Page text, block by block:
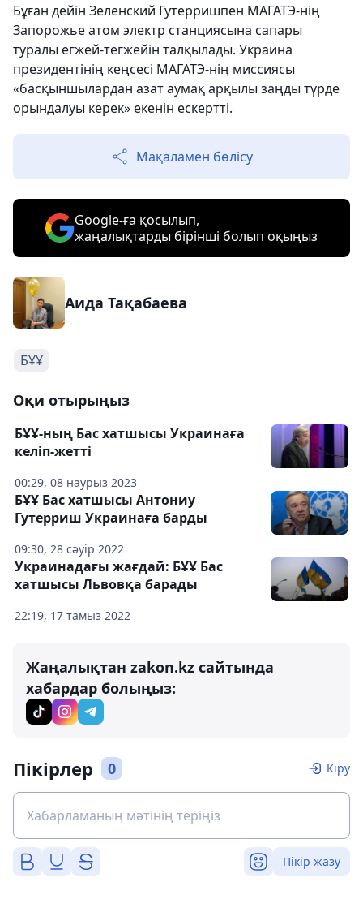
Бұған дейін Зеленский Гутерришпен МАГАТЭ-нің
Запорожье атом электр станциясына сапары
туралы егжей-тегжейін талқылады. Украина
президентінің кеңсесі МАГАТЭ-нің миссиясы
«басқыншылардан азат аумақ арқылы заңды түрде
орындалуы керек» екенін ескертті.
Мақаламен бөлісу
Google-ға қосылып,
жаңалықтарды бірінші болып оқыңыз
Аида Тақабаева
БҰҰ
Оқи отырыңыз
00:29, 08 наурыз 2023
БҰҰ-ның Бас хатшысы Украинаға
келіп-жетті
09:30, 28 сәуір 2022
БҰҰ Бас хатшысы Антониу
Гутерриш Украинаға барды
22:19, 17 тамыз 2022
Украинадағы жағдай: БҰҰ Бас
хатшысы Львовқа барады
Жаңалықтан zakon.kz сайтында
хабардар болыңыз:
Пікірлер 0 Кіру
Пікір жазу